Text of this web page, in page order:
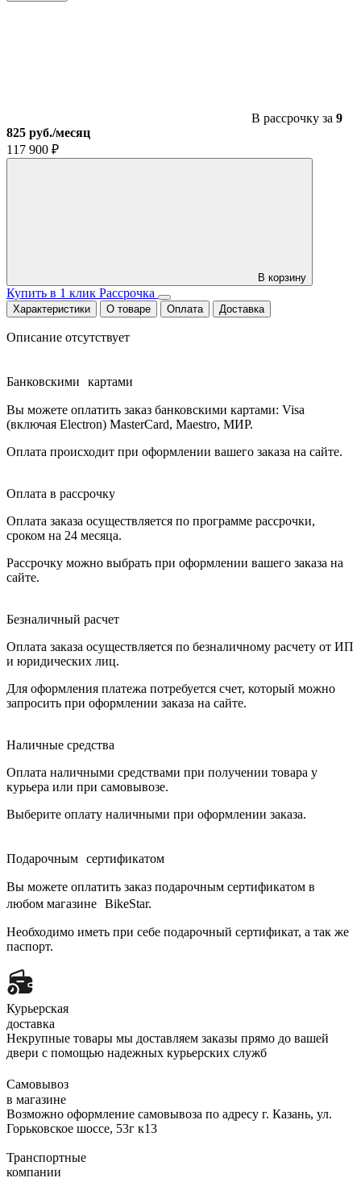
В рассрочку за 9
825 руб./месяц
117 900 ₽
В корзину
Купить в 1 клик Рассрочка
Характеристики О товаре Оплата Доставка
Описание отсутствует
Банковскими картами
Вы можете оплатить заказ банковскими картами: Visa
(включая Electron) MasterCard, Maestro, МИР.
Оплата происходит при оформлении вашего заказа на сайте.
Оплата в рассрочку
Оплата заказа осуществляется по программе рассрочки,
сроком на 24 месяца.
Рассрочку можно выбрать при оформлении вашего заказа на
сайте.
Безналичный расчет
Оплата заказа осуществляется по безналичному расчету от ИП
и юридических лиц.
Для оформления платежа потребуется счет, который можно
запросить при оформлении заказа на сайте.
Наличные средства
Оплата наличными средствами при получении товара у
курьера или при самовывозе.
Выберите оплату наличными при оформлении заказа.
Подарочным сертификатом
Вы можете оплатить заказ подарочным сертификатом в
любом магазине BikeStar.
Необходимо иметь при себе подарочный сертификат, а так же
паспорт.
Курьерская
доставка
Некрупные товары мы доставляем заказы прямо до вашей
двери с помощью надежных курьерских служб
Самовывоз
в магазине
Возможно оформление самовывоза по адресу г. Казань, ул.
Горьковское шоссе, 53г к13
Транспортные
компании